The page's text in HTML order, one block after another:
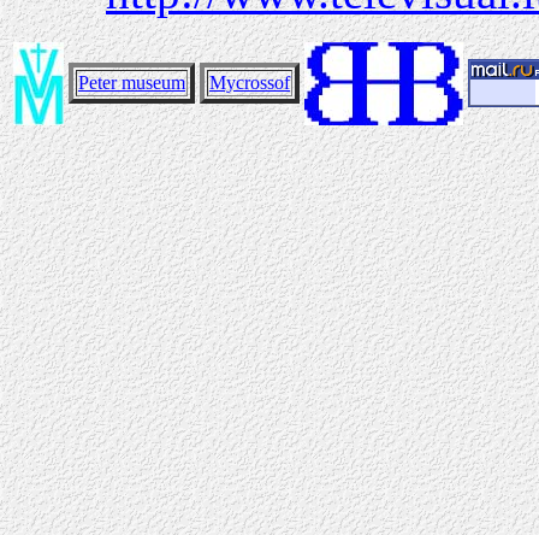
Peter museum Mycrossof